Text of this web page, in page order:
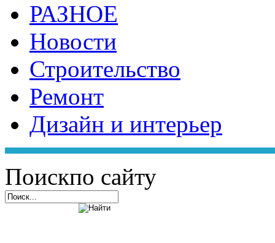
РАЗНОЕ
Новости
Строительство
Ремонт
Дизайн и интерьер
Поискпо сайту